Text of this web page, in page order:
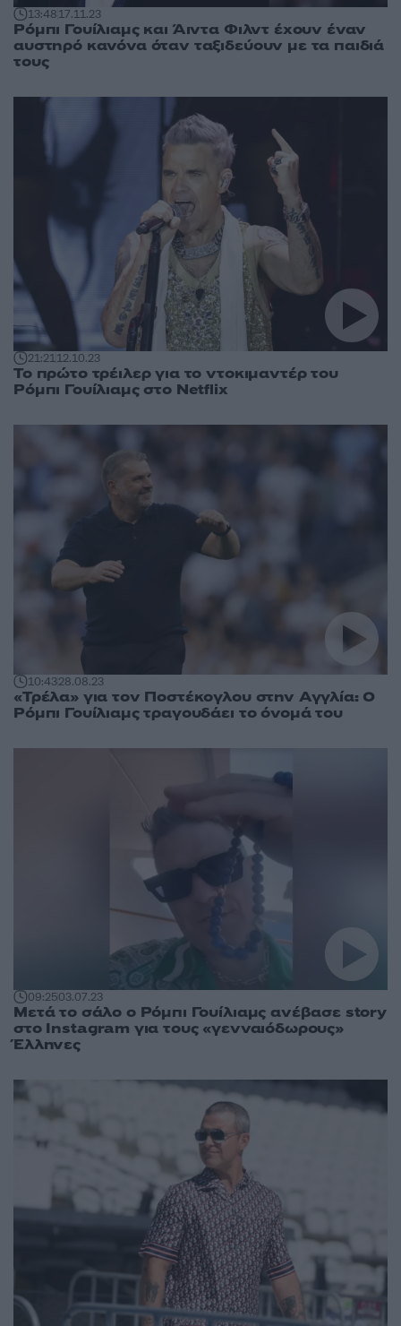
13:4817.11.23
Ρόμπι Γουίλιαμς και Άιντα Φιλντ έχουν έναν
αυστηρό κανόνα όταν ταξιδεύουν με τα παιδιά
τους
21:2112.10.23
Το πρώτο τρέιλερ για το ντοκιμαντέρ του
Ρόμπι Γουίλιαμς στο Netflix
10:4328.08.23
«Τρέλα» για τον Ποστέκογλου στην Αγγλία: Ο
Ρόμπι Γουίλιαμς τραγουδάει το όνομά του
09:2503.07.23
Μετά το σάλο ο Ρόμπι Γουίλιαμς ανέβασε story
στο Instagram για τους «γενναιόδωρους»
Έλληνες